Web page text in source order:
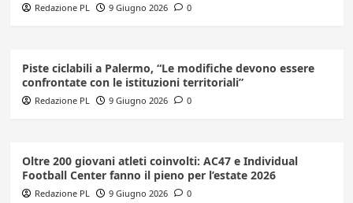
Redazione PL 9 Giugno 2026 0
Piste ciclabili a Palermo, “Le modifiche devono essere
confrontate con le istituzioni territoriali”
Redazione PL 9 Giugno 2026 0
Oltre 200 giovani atleti coinvolti: AC47 e Individual
Football Center fanno il pieno per l’estate 2026
Redazione PL 9 Giugno 2026 0